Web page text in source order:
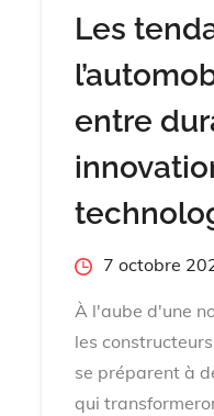
Les
entre
Posted7 octobre
À l'aube d'une
les
se préparent à
qui